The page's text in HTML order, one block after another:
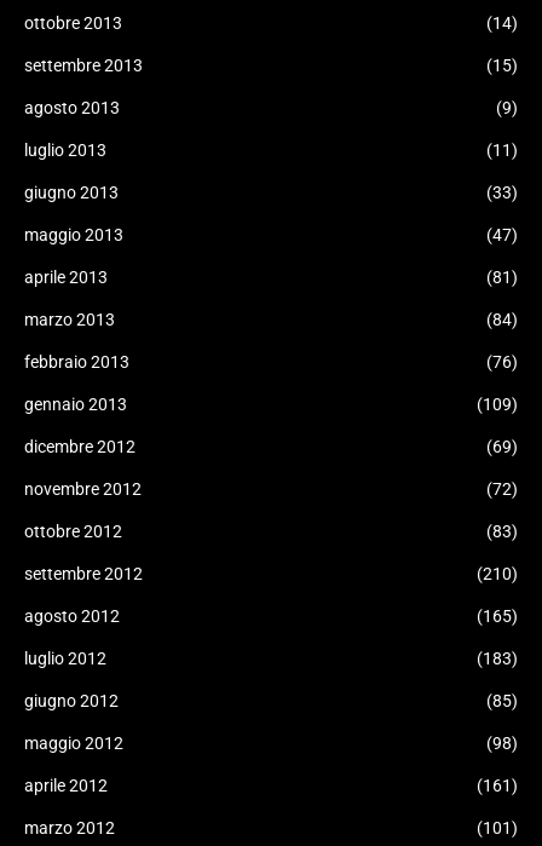
ottobre 2013 (14)
settembre 2013 (15)
agosto 2013 (9)
luglio 2013 (11)
giugno 2013 (33)
maggio 2013 (47)
aprile 2013 (81)
marzo 2013 (84)
febbraio 2013 (76)
gennaio 2013 (109)
dicembre 2012 (69)
novembre 2012 (72)
ottobre 2012 (83)
settembre 2012 (210)
agosto 2012 (165)
luglio 2012 (183)
giugno 2012 (85)
maggio 2012 (98)
aprile 2012 (161)
marzo 2012 (101)